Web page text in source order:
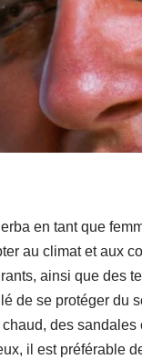
en tant que
au climat et aux
ainsi que des
de se protéger du
des
il est préférable